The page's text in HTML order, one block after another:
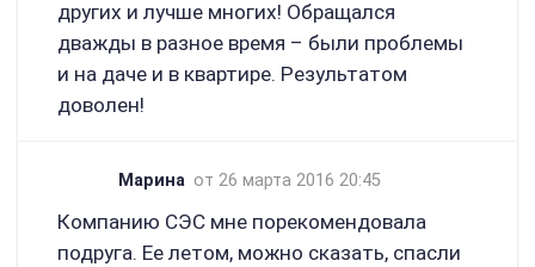
других и лучше многих! Обращался
дважды в разное время – были проблемы
и на даче и в квартире. Результатом
доволен!
Марина от 26 марта 2016 20:45
Компанию СЭС мне порекомендовала
подруга. Ее летом, можно сказать, спасли